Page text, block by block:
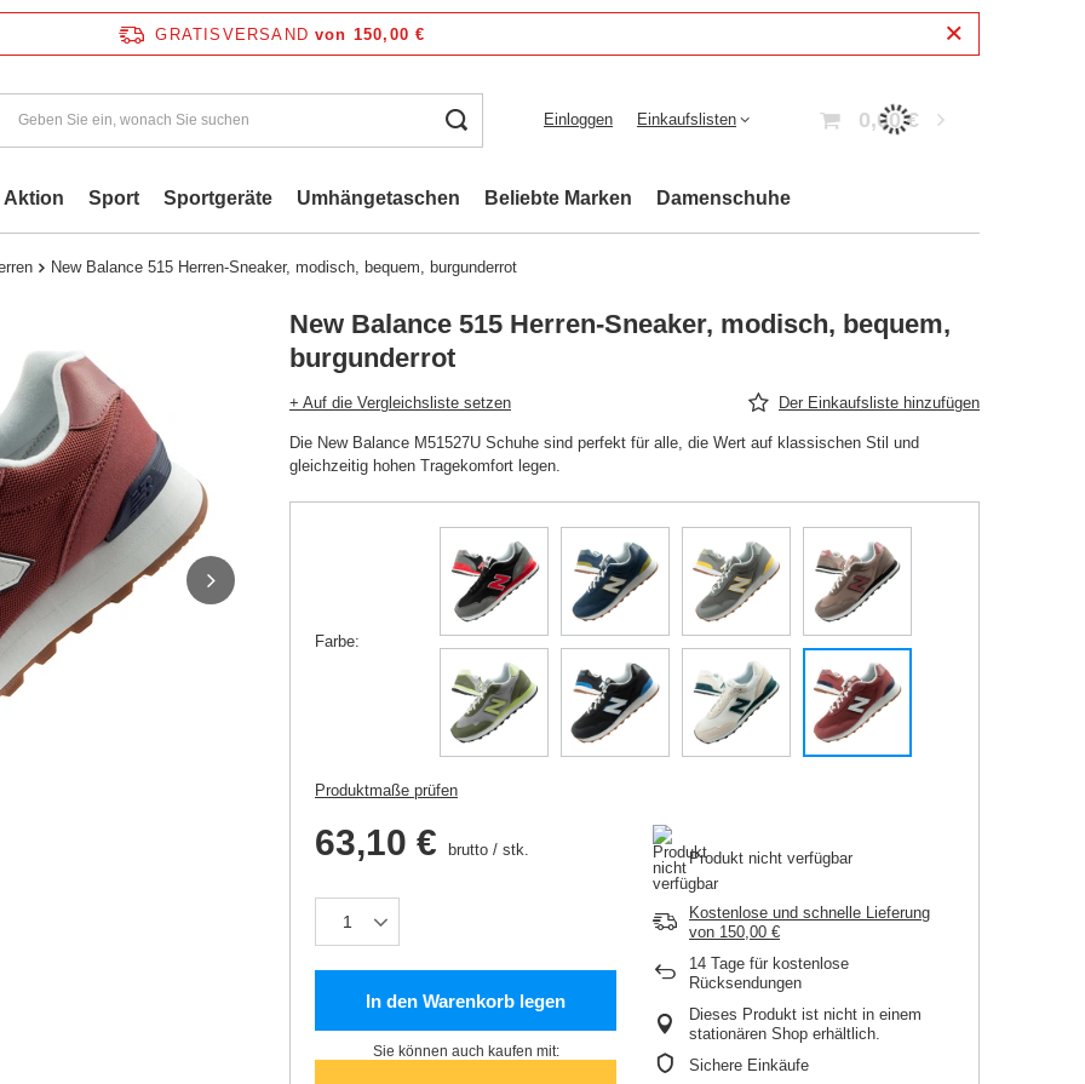
GRATISVERSAND von 150,00 €
Einloggen Einkaufslisten 0,00 €
Aktion Sport Sportgeräte Umhängetaschen Beliebte Marken Damenschuhe
New Balance 515 Herren-Sneaker, modisch, bequem, burgunderrot
New Balance 515 Herren-Sneaker, modisch, bequem,
burgunderrot
+ Auf die Vergleichsliste setzen Der Einkaufsliste hinzufügen
Die New Balance M51527U Schuhe sind perfekt für alle, die Wert auf klassischen Stil und
gleichzeitig hohen Tragekomfort legen.
Farbe
Produktmaße prüfen
63,10 € brutto / stk.
In den Warenkorb legen
Sie können auch kaufen mit:
Produkt nicht verfügbar
Kostenlose und schnelle Lieferung
von 150,00 €
14 Tage für kostenlose
Rücksendungen
Dieses Produkt ist nicht in einem
stationären Shop erhältlich.
Sichere Einkäufe